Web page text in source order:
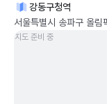
강동구청역
서울특별시 송파구 올
지도 준비 중